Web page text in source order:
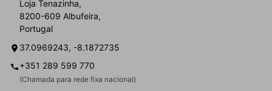
Loja Tenazinha,
8200-609 Albufeira,
Portugal
37.0969243, -8.1872735
+351 289 599 770
(Chamada para rede fixa nacional)